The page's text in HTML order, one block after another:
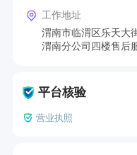
工作地址
渭南市临渭区乐天大
渭南分公司四楼售后
平台核验
营业执照